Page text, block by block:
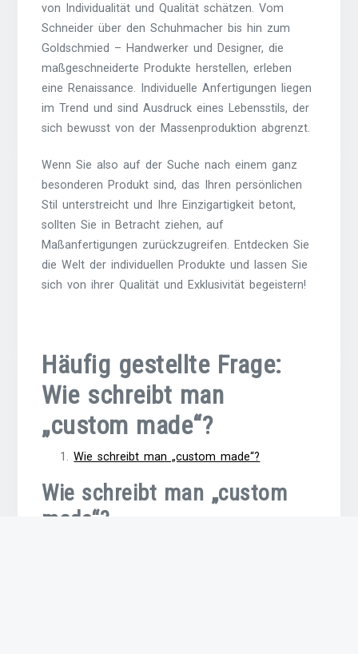
von Individualität und Qualität schätzen. Vom
Schneider über den Schuhmacher bis hin zum
Goldschmied – Handwerker und Designer, die
maßgeschneiderte Produkte herstellen, erleben
eine Renaissance. Individuelle Anfertigungen liegen
im Trend und sind Ausdruck eines Lebensstils, der
sich bewusst von der Massenproduktion abgrenzt.
Wenn Sie also auf der Suche nach einem ganz
besonderen Produkt sind, das Ihren persönlichen
Stil unterstreicht und Ihre Einzigartigkeit betont,
sollten Sie in Betracht ziehen, auf
Maßanfertigungen zurückzugreifen. Entdecken Sie
die Welt der individuellen Produkte und lassen Sie
sich von ihrer Qualität und Exklusivität begeistern!
Häufig gestellte Frage:
Wie schreibt man
„custom made“?
Wie schreibt man „custom made“?
Wie schreibt man „custom
made“?